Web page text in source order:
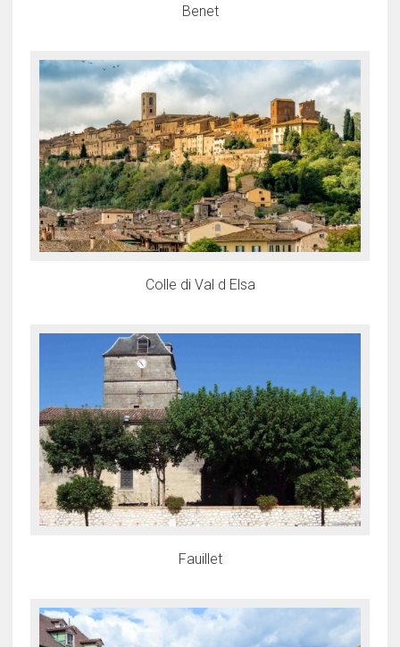
Benet
Colle di Val d Elsa
Fauillet